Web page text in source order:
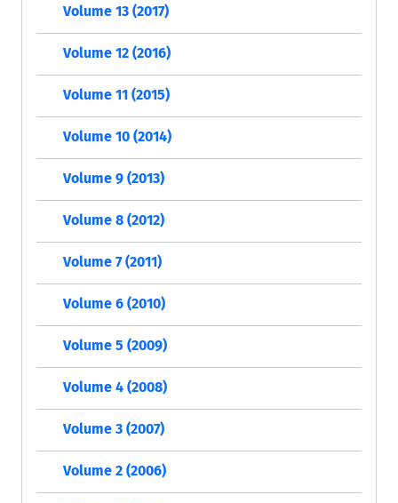
Volume 13 (2017)
Volume 12 (2016)
Volume 11 (2015)
Volume 10 (2014)
Volume 9 (2013)
Volume 8 (2012)
Volume 7 (2011)
Volume 6 (2010)
Volume 5 (2009)
Volume 4 (2008)
Volume 3 (2007)
Volume 2 (2006)